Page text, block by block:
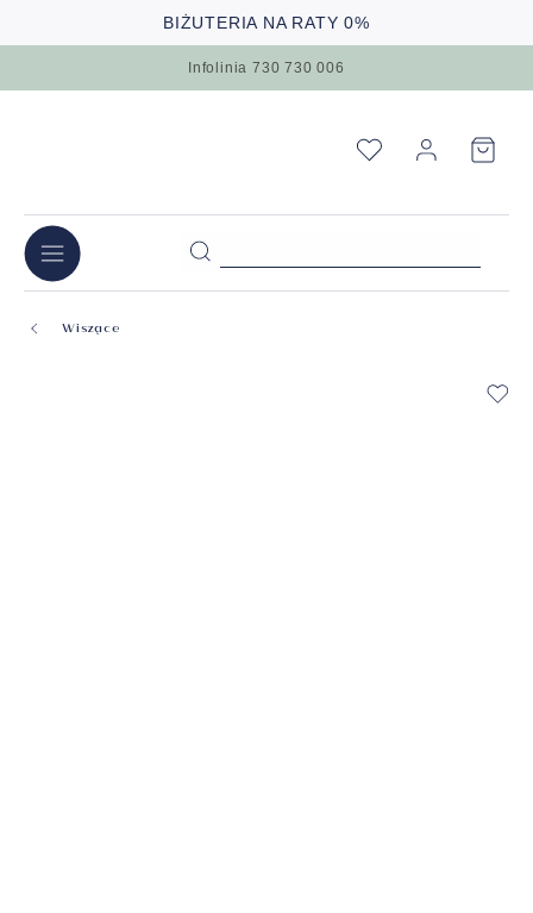
BIŻUTERIA NA RATY 0%
Infolinia 730 730 006
Wiszące